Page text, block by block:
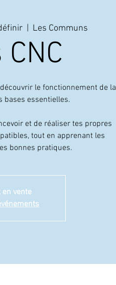
  |
Les Communs
le fonctionnement de la
bases essentielles.
et de réaliser tes propres
tout en apprenant les
bonnes pratiques.
vente